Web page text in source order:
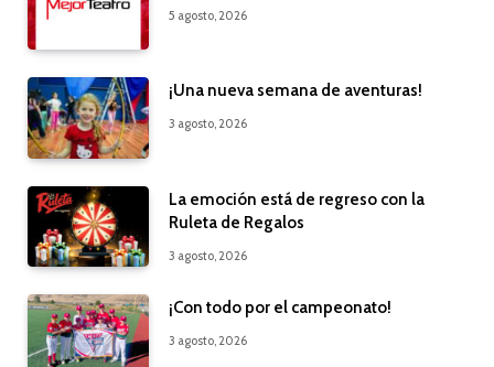
5 agosto, 2026
¡Una nueva semana de aventuras!
3 agosto, 2026
La emoción está de regreso con la
Ruleta de Regalos
3 agosto, 2026
¡Con todo por el campeonato!
3 agosto, 2026